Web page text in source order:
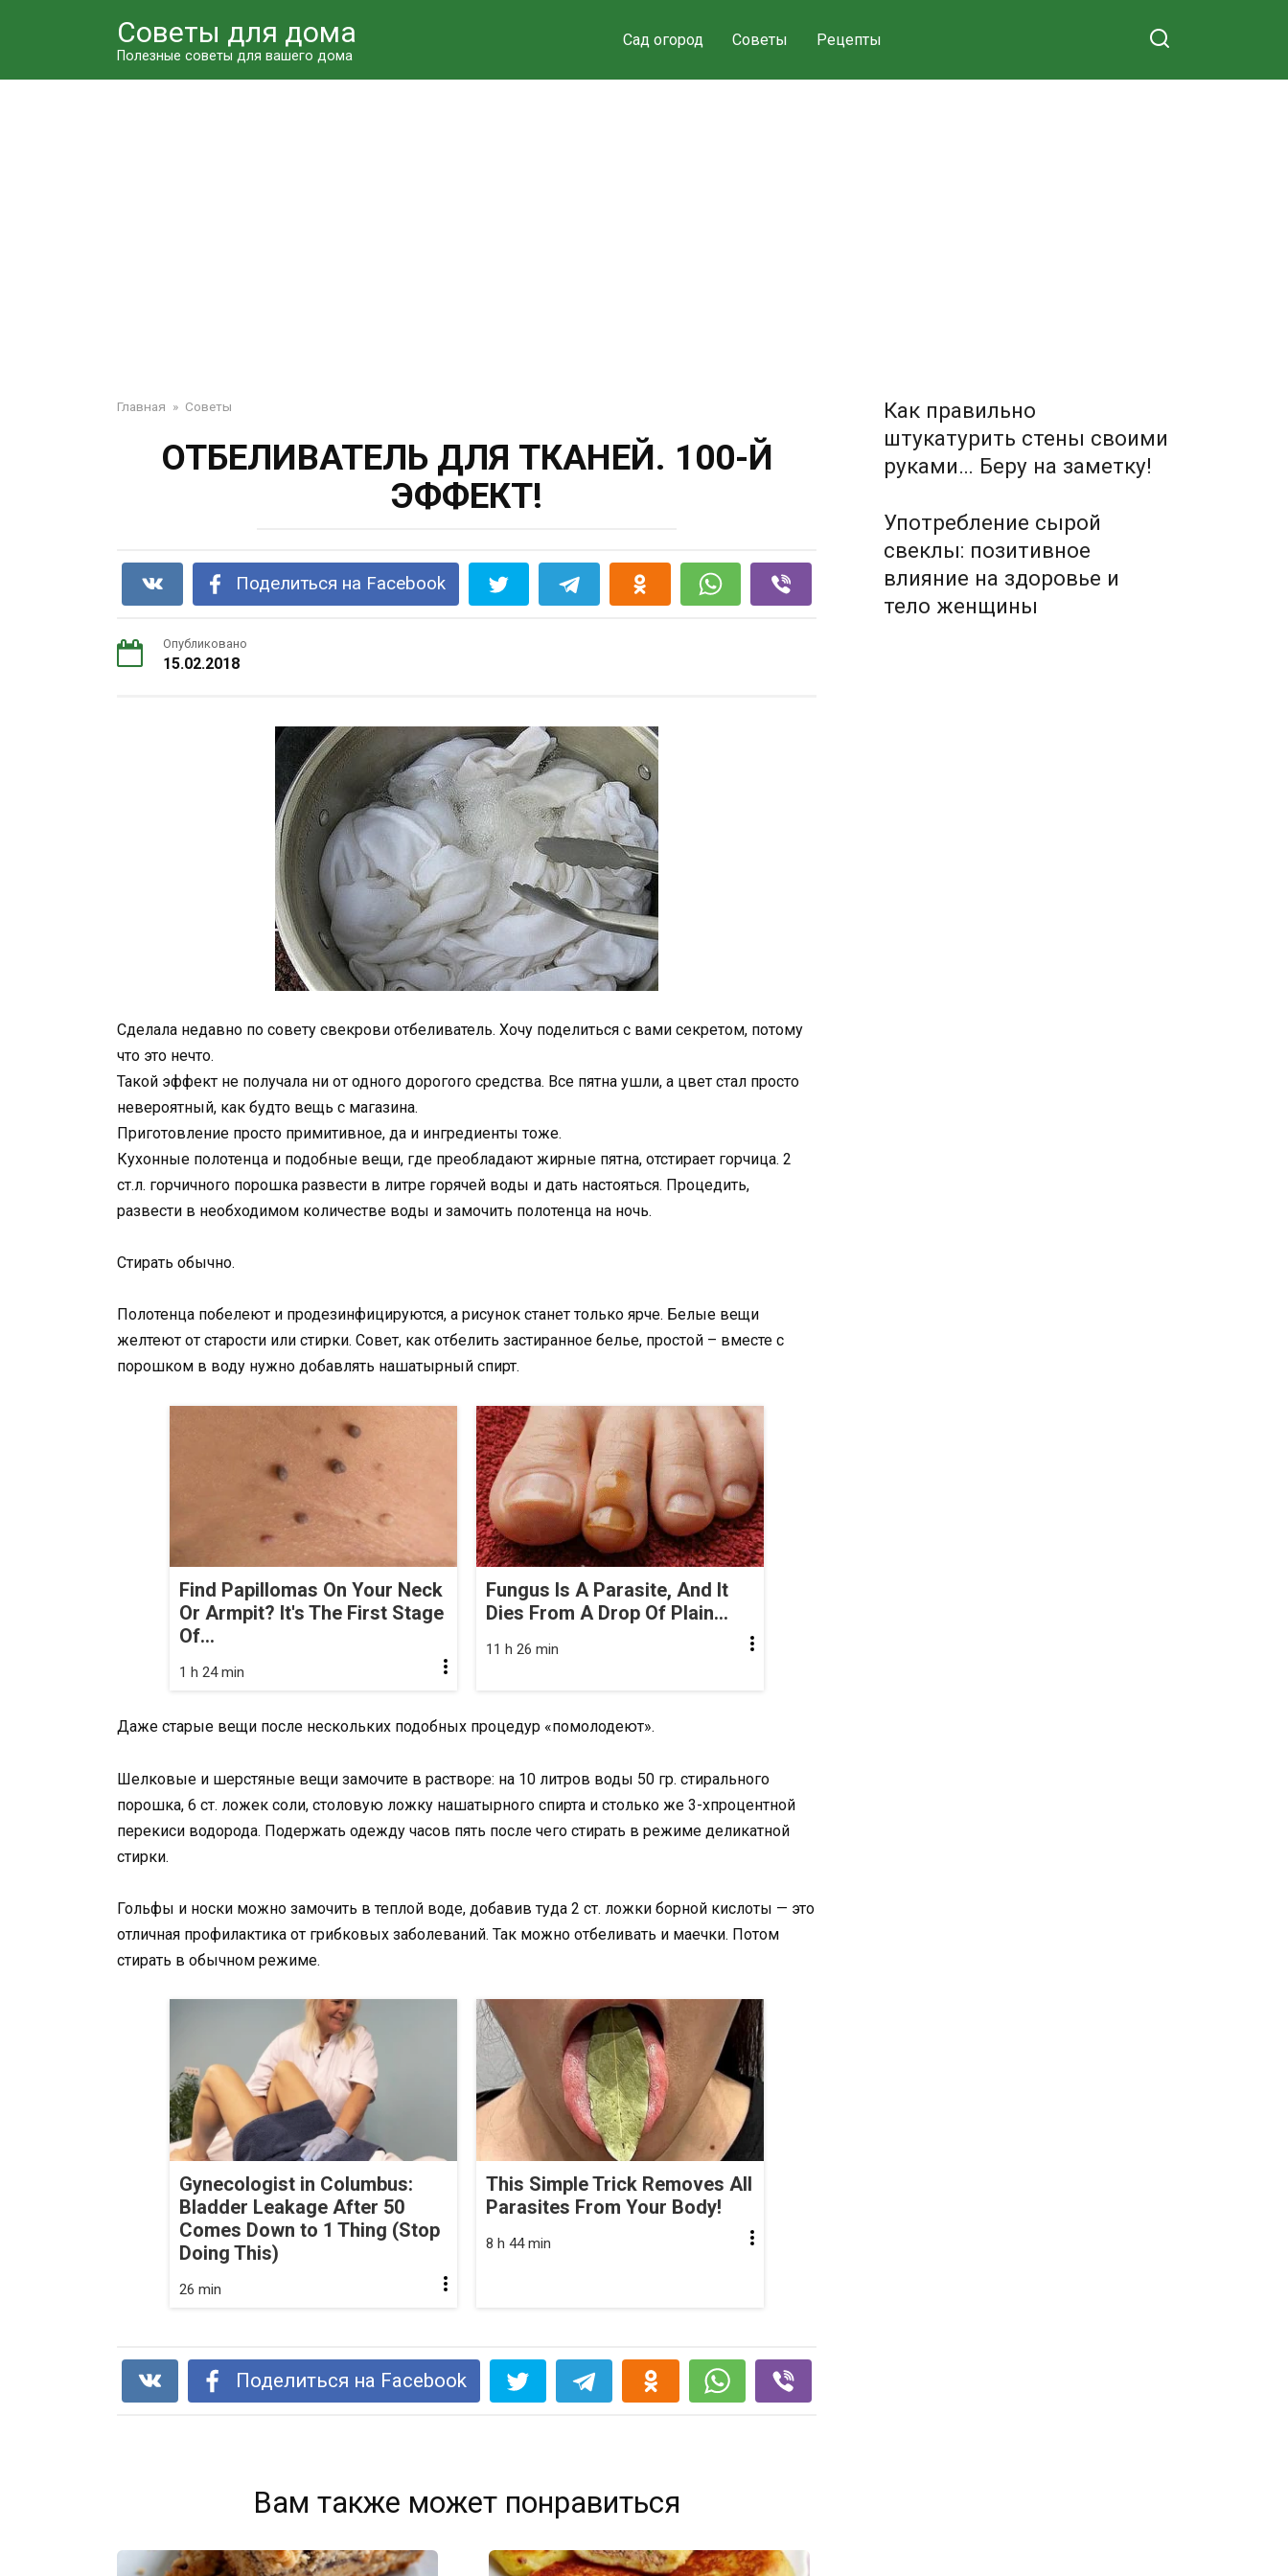
Советы для дома
Полезные советы для вашего дома
Сад огород Советы Рецепты
Главная » Советы
ОТБЕЛИВАТЕЛЬ ДЛЯ ТКАНЕЙ. 100-Й
ЭФФЕКТ!
Поделиться на Facebook
Опубликовано
15.02.2018
Сделала недавно по совету свекрови отбеливатель. Хочу поделиться с вами секретом, потому
что это нечто.
Такой эффект не получала ни от одного дорогого средства. Все пятна ушли, а цвет стал просто
невероятный, как будто вещь с магазина.
Приготовление просто примитивное, да и ингредиенты тоже.
Кухонные полотенца и подобные вещи, где преобладают жирные пятна, отстирает горчица. 2
ст.л. горчичного порошка развести в литре горячей воды и дать настояться. Процедить,
развести в необходимом количестве воды и замочить полотенца на ночь.
Стирать обычно.
Полотенца побелеют и продезинфицируются, а рисунок станет только ярче. Белые вещи
желтеют от старости или стирки. Совет, как отбелить застиранное белье, простой – вместе с
порошком в воду нужно добавлять нашатырный спирт.
Find Papillomas On Your Neck
Or Armpit? It's The First Stage
Of...
1 h 24 min
Fungus Is A Parasite, And It
Dies From A Drop Of Plain...
11 h 26 min
Даже старые вещи после нескольких подобных процедур «помолодеют».
Шелковые и шерстяные вещи замочите в растворе: на 10 литров воды 50 гр. стирального
порошка, 6 ст. ложек соли, столовую ложку нашатырного спирта и столько же 3-хпроцентной
перекиси водорода. Подержать одежду часов пять после чего стирать в режиме деликатной
стирки.
Гольфы и носки можно замочить в теплой воде, добавив туда 2 ст. ложки борной кислоты — это
отличная профилактика от грибковых заболеваний. Так можно отбеливать и маечки. Потом
стирать в обычном режиме.
Gynecologist in Columbus:
Bladder Leakage After 50
Comes Down to 1 Thing (Stop
Doing This)
26 min
This Simple Trick Removes All
Parasites From Your Body!
8 h 44 min
Поделиться на Facebook
Вам также может понравиться
Как правильно
штукатурить стены своими
руками… Беру на заметку!
Употребление сырой
свеклы: позитивное
влияние на здоровье и
тело женщины